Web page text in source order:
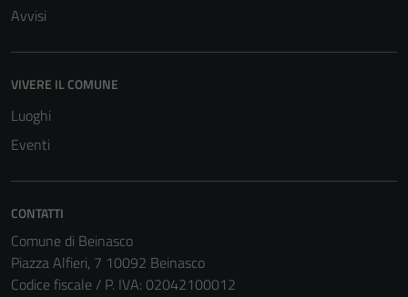
Avvisi
VIVERE IL COMUNE
Luoghi
Eventi
CONTATTI
Comune di Beinasco
Piazza Alfieri, 7 10092 Beinasco
Codice fiscale / P. IVA: 02042100012
Questi cookie
informazioni